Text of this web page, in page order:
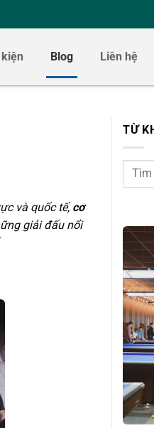
Blog Liên hệ
và quốc tế,cơ
giải đấu nổi
TỪ